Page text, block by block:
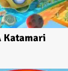
Katamari